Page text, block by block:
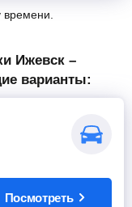
варианты:
Посмотреть